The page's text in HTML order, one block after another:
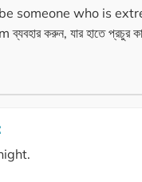
someone who is
করুন, যার হাতে প্রচুর